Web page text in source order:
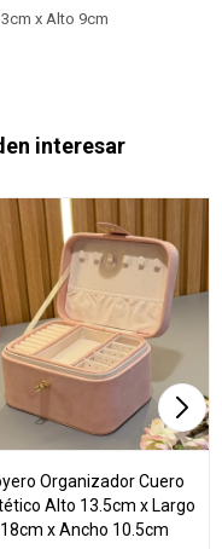
x Alto 9cm
interesar
Organizador Cuero
Alto 13.5cm x Largo
18cm x Ancho 10.5cm